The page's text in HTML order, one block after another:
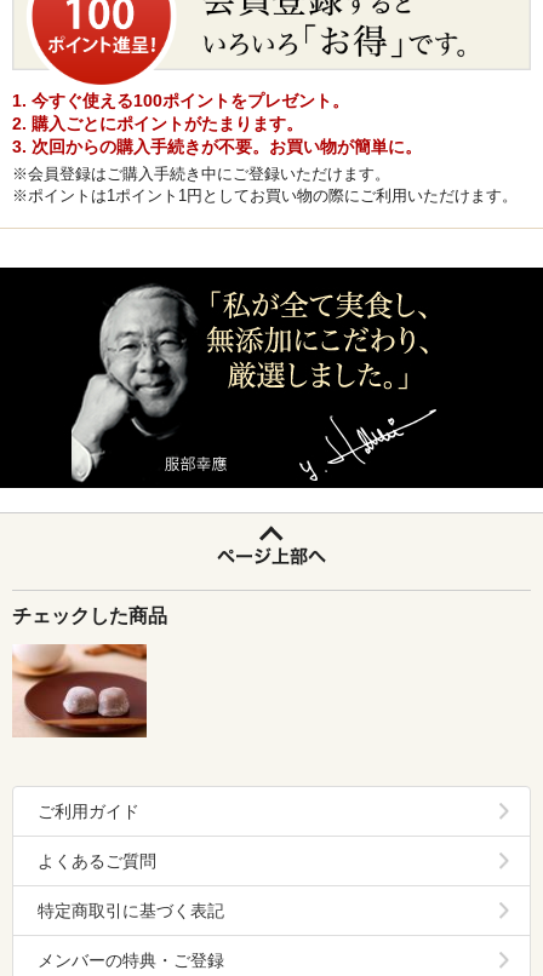
1. 今すぐ使える100ポイントをプレゼント。
2. 購入ごとにポイントがたまります。
3. 次回からの購入手続きが不要。お買い物が簡単に。
※会員登録はご購入手続き中にご登録いただけます。
※ポイントは1ポイント1円としてお買い物の際にご利用いただけます。
チェックした商品
ご利用ガイド
よくあるご質問
特定商取引に基づく表記
メンバーの特典・ご登録